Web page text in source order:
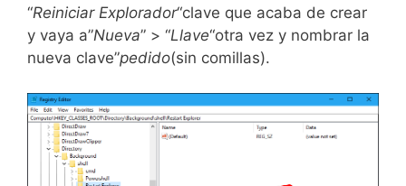
“Reiniciar Explorador“clave que acaba de crear
y vaya a”Nueva” > “Llave“otra vez y nombrar la
nueva clave”pedido(sin comillas).